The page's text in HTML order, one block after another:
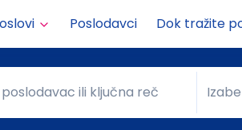
Poslodavci Dok tražite
ili ključna reč
poslodavac ili ključna reč Grad